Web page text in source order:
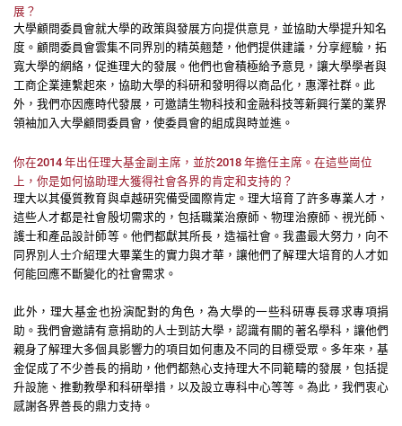
展？
大學顧問委員會就大學的政策與發展方向提供意見，並協助大學提升知名
度。顧問委員會雲集不同界別的精英翹楚，他們提供建議，分享經驗，拓
寬大學的網絡，促進理大的發展。他們也會積極給予意見，讓大學學者與
工商企業連繫起來，協助大學的科研和發明得以商品化，惠澤社群。此
外，我們亦因應時代發展，可邀請生物科技和金融科技等新興行業的業界
領袖加入大學顧問委員會，使委員會的組成與時並進。
你在2014 年出任理大基金副主席，並於2018 年擔任主席。在這些崗位
上，你是如何協助理大獲得社會各界的肯定和支持的？
理大以其優質教育與卓越研究備受國際肯定。理大培育了許多專業人才，
這些人才都是社會殷切需求的，包括職業治療師、物理治療師、視光師、
護士和產品設計師等。他們都獻其所長，造福社會。我盡最大努力，向不
同界別人士介紹理大畢業生的實力與才華，讓他們了解理大培育的人才如
何能回應不斷變化的社會需求。
此外，理大基金也扮演配對的角色，為大學的一些科研專長尋求專項捐
助。我們會邀請有意捐助的人士到訪大學，認識有關的著名學科，讓他們
親身了解理大多個具影響力的項目如何惠及不同的目標受眾。多年來，基
金促成了不少善長的捐助，他們都熱心支持理大不同範疇的發展，包括提
升設施、推動教學和科研舉措，以及設立專科中心等等。為此，我們衷心
感謝各界善長的鼎力支持。